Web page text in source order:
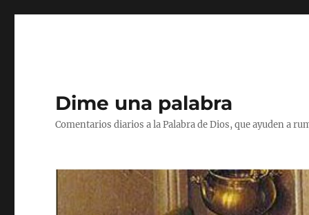
Dime una palabra
Comentarios diarios a la Palabra de Dios, que ayuden a